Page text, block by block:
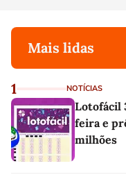
Mais lidas
1 NOTÍCIAS
Lotofácil
feira e
milhões